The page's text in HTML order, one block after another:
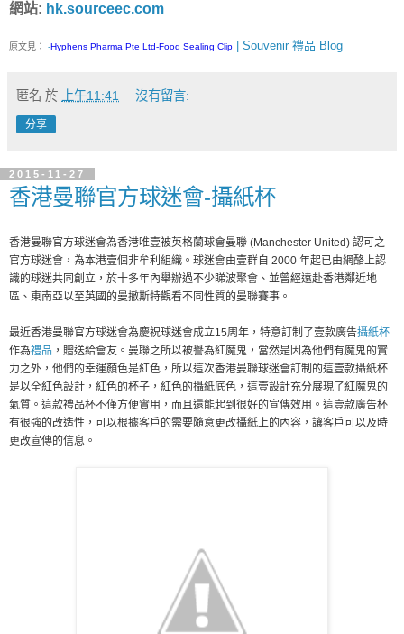
網站: hk.sourceec.com
原文見： -Hyphens Pharma Pte Ltd-Food Sealing Clip | Souvenir 禮品 Blog
匿名 於 上午11:41 沒有留言:
分享
2015-11-27
香港曼聯官方球迷會-攝紙杯
香港曼聯官方球迷會為香港唯壹被英格蘭球會曼聯 (Manchester United) 認可之
官方球迷會，為本港壹個非牟利組織。球迷會由壹群自 2000 年起已由網酪上認
識的球迷共同創立，於十多年內舉辦過不少睇波聚會、並曾經遠赴香港鄰近地
區、東南亞以至英國的曼撤斯特觀看不同性質的曼聯賽事。
最近香港曼聯官方球迷會為慶祝球迷會成立15周年，特意訂制了壹款廣告攝紙杯
作為禮品 ，贈送給會友。曼聯之所以被譽為紅魔鬼，當然是因為他們有魔鬼的實
力之外，他們的幸運顏色是紅色，所以這次香港曼聯球迷會訂制的這壹款攝紙杯
是以全紅色設計，紅色的杯子，紅色的攝紙底色，這壹設計充分展現了紅魔鬼的
氣質。這款禮品杯不僅方便實用，而且還能起到很好的宣傳效用。這壹款廣告杯
有很強的改造性，可以根據客戶的需要隨意更改攝紙上的內容，讓客戶可以及時
更改宣傳的信息。